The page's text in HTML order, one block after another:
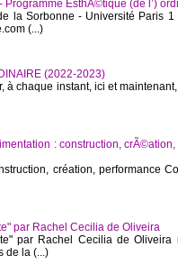
EsthÃ©tique (de l’)
la Sorbonne - Université Paris 1
(...)
(2022-2023)
à chaque instant, ici et
: construction,
création, performance
par Rachel Cecilia de Oliveira
par Rachel Cecilia de Oliveira
de la (...)